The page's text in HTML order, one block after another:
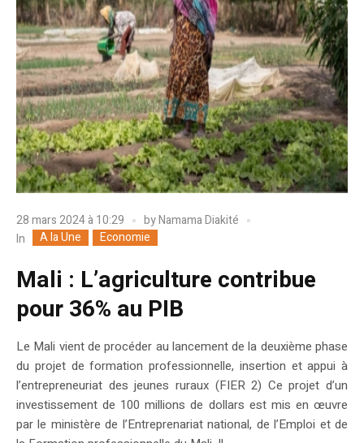
28 mars 2024 à 10:29 byNamama Diakité
In
A la Une Economie
Mali : L’agriculture contribue
pour 36% au PIB
Le Mali vient de procéder au lancement de la deuxième phase
du projet de formation professionnelle, insertion et appui à
l’entrepreneuriat des jeunes ruraux (FIER 2) Ce projet d’un
investissement de 100 millions de dollars est mis en œuvre
par le ministère de l’Entreprenariat national, de l’Emploi et de